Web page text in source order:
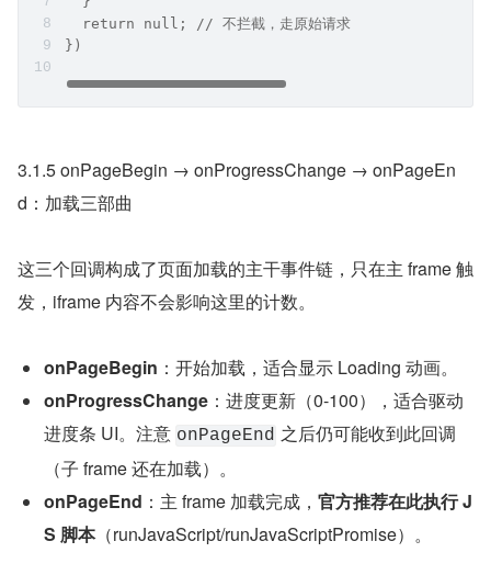
  return null; // 不拦截，走原始请求
})
3.1.5 onPageBegin → onProgressChange → onPageEn
d：加载三部曲
这三个回调构成了页面加载的主干事件链，只在主 frame 触
发，iframe 内容不会影响这里的计数。
onPageBegin ：开始加载，适合显示 Loading 动画。
onProgressChange ：进度更新（0-100），适合驱动
进度条 UI。注意 onPageEnd 之后仍可能收到此回调
（子 frame 还在加载）。
onPageEnd ：主 frame 加载完成， 官方推荐在此执行 J
S 脚本（runJavaScript/runJavaScriptPromise）。